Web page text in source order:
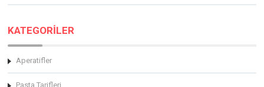
KATEGORİLER
Aperatifler
Pasta Tarifleri